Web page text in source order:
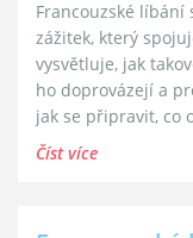
Francouzské
zážitek, který
vysvětluje, jak
ho doprovázejí a
jak se připravit, co
Nechybí ani
Číst více